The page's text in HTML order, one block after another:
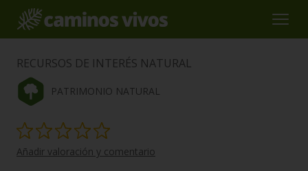
RECURSOS DE INTERÉS NATURAL
PATRIMONIO NATURAL
Añadir valoración y comentario